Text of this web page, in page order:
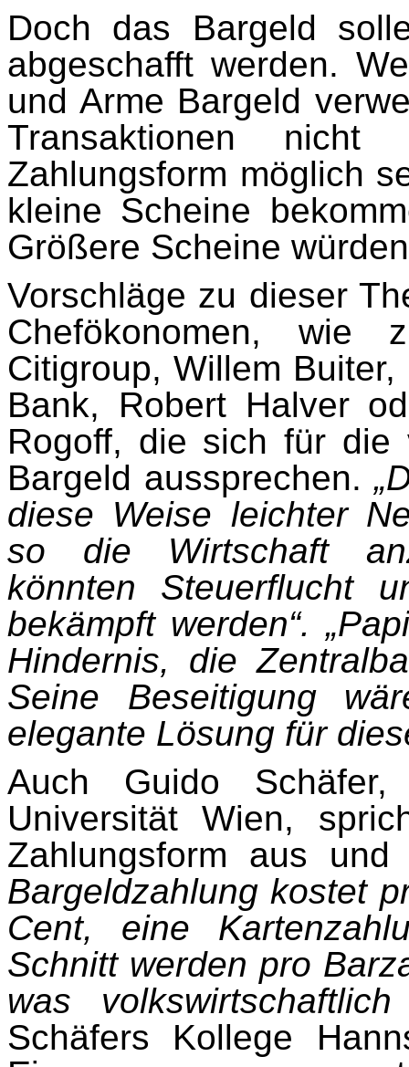
Doch das Bargeld
abgeschafft werden.
und Arme Bargeld
Transaktionen nicht
Zahlungsform möglich
kleine Scheine
Größere Scheine
Vorschläge zu dieser
Chefökonomen, wie
Citigroup, Willem
Bank, Robert Halver
Rogoff, die sich für die
Bargeld aussprechen.
diese Weise leichter
so die Wirtschaft
könnten Steuerflucht
bekämpft werden“.
Hindernis, die
Seine Beseitigung
elegante Lösung für
Auch Guido
Universität Wien,
Zahlungsform aus
Bargeldzahlung kostet
Cent, eine
Schnitt werden pro
was
Schäfers Kollege